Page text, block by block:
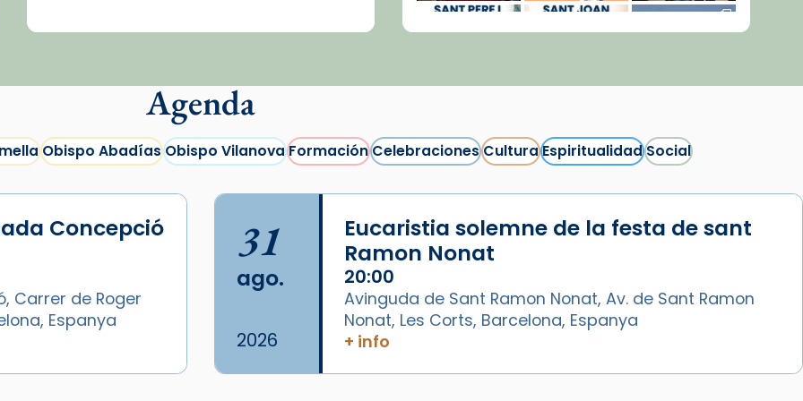
Cargar más...
Agenda
Obispo AbadíasObispo VilanovaFormaciónCelebracionesCulturaEspiritualidadSocial
Concepció
Carrer de Roger
Espanya
31
ago.
2026
Eucaristia solemne de la festa de sant
Ramon Nonat
20:00
Avinguda de Sant Ramon Nonat, Av. de Sant Ramon
Nonat, Les Corts, Barcelona, Espanya
+ info